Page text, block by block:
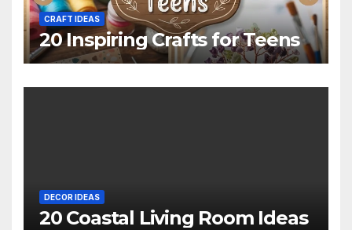
CRAFT IDEAS
20 Inspiring Crafts for Teens
DECOR IDEAS
20 Coastal Living Room Ideas